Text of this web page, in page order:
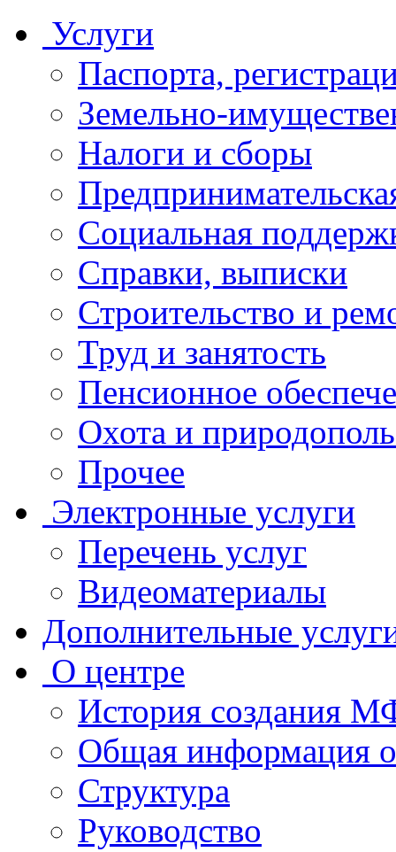
Услуги
Паспорта,
Земельно-
Налоги и сборы
Социальная
Справки, выписки
Строительство и
Труд и занятость
Пенсионное
Охота и
Прочее
Электронные услуги
Перечень услуг
Видеоматериалы
Дополнительные
О центре
История создания
Общая
Структура
Руководство